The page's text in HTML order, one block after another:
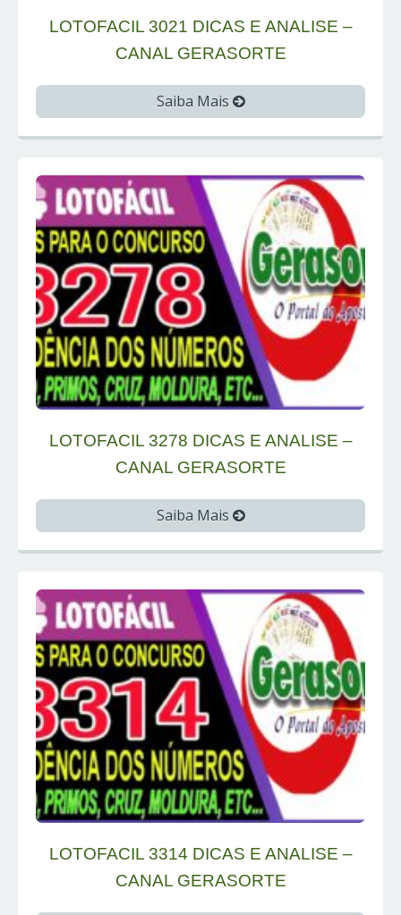
LOTOFACIL 3021 DICAS E ANALISE –
CANAL GERASORTE
Saiba Mais
LOTOFACIL 3278 DICAS E ANALISE –
CANAL GERASORTE
Saiba Mais
LOTOFACIL 3314 DICAS E ANALISE –
CANAL GERASORTE